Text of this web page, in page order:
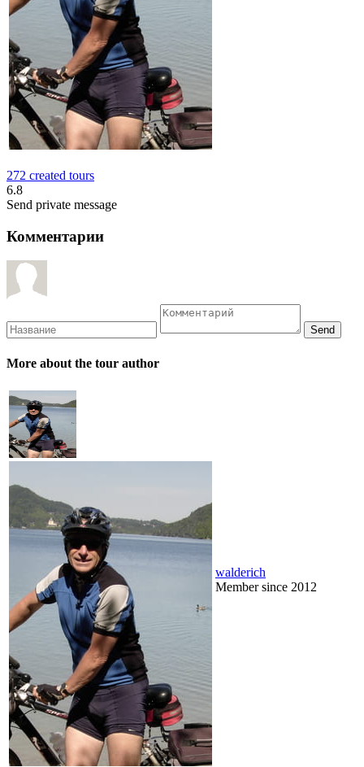
272 created tours
6.8
Send private message
Комментарии
More about the tour author
walderich
Member since 2012